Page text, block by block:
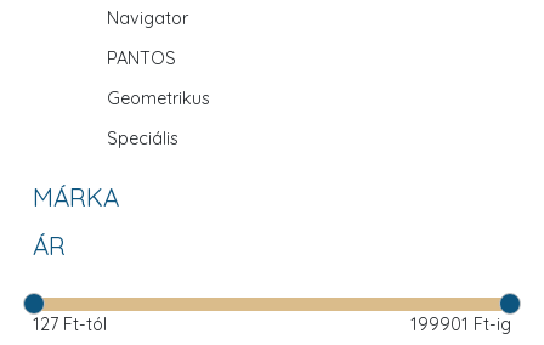
Navigator
PANTOS
Geometrikus
Speciális
MÁRKA
ÁR
127 Ft-tól 199901 Ft-ig